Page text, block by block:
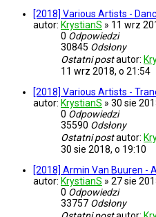
[2018] Various Artists -
autor: KrystianS » 11 wrz
0 Odpowiedzi
30845 Odsłony
Ostatni postautor:
11 wrz 2018, o 21:54
[2018] Various Artists -
autor: KrystianS » 30 sie
0 Odpowiedzi
35590 Odsłony
Ostatni postautor:
30 sie 2018, o 19:10
[2018] Armin Van Buuren -
autor: KrystianS » 27 sie
0 Odpowiedzi
33757 Odsłony